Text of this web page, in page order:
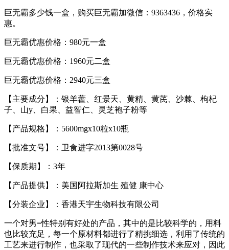
巨无霸多少钱一盒，购买巨无霸加微信：9363436，价格实
惠。
巨无霸优惠价格：980元一盒
巨无霸优惠价格：1960元二盒
巨无霸优惠价格：2940元三盒
【主要成分】：银羊藿、红景天、黄精、黄芪、沙棘、枸杞
子、山y、白果、益智仁、灵芝袍子粉等
【产品规格】：5600mgx10粒x10瓶
【批准文号】：卫食进字2013第0028号
【保质期】：3年
【产品提供】：美国阿拉斯加生 殖健 康中心
【分装企业】：香港天宇生物科技有限公司
一个对男=性特别有好处的产品，其中的是比较科学的，用料
也比较充足，每一个原材料都进行了精挑细选，利用了传统的
工艺来进行制作，也采取了现代的一些制作技术来应对，因此